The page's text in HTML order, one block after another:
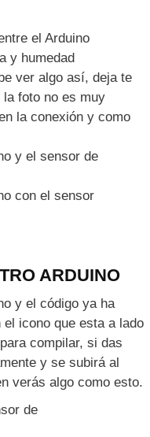
DE
SENSOR
ver algo así, deja te
foto no es muy
la conexión y como